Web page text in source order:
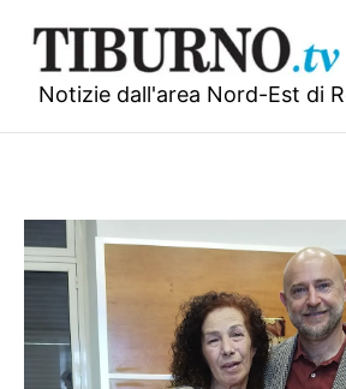
contenuto
Notizie dall'area Nord-Est di